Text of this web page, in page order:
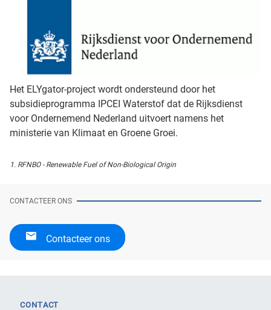
Het ELYgator-project wordt ondersteund door het
subsidieprogramma IPCEI Waterstof dat de Rijksdienst
voor Ondernemend Nederland uitvoert namens het
ministerie van Klimaat en Groene Groei.
1. RFNBO - Renewable Fuel of Non-Biological Origin
CONTACTEER ONS
Contacteer ons
CONTACT